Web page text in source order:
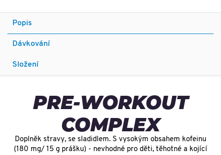
Popis
Dávkování
Složení
PRE-WORKOUT
COMPLEX
Doplněk stravy, se sladidlem. S vysokým obsahem kofeinu
(180 mg/ 15 g prášku) - nevhodné pro děti, těhotné a kojící